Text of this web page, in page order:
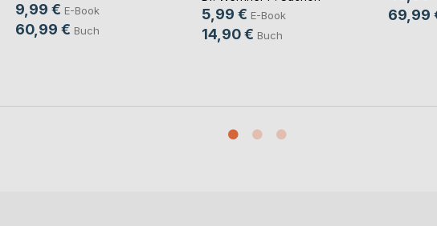
9,99 € E-Book
60,99 € Buch
5,99 € E-Book
14,90 € Buch
69,99